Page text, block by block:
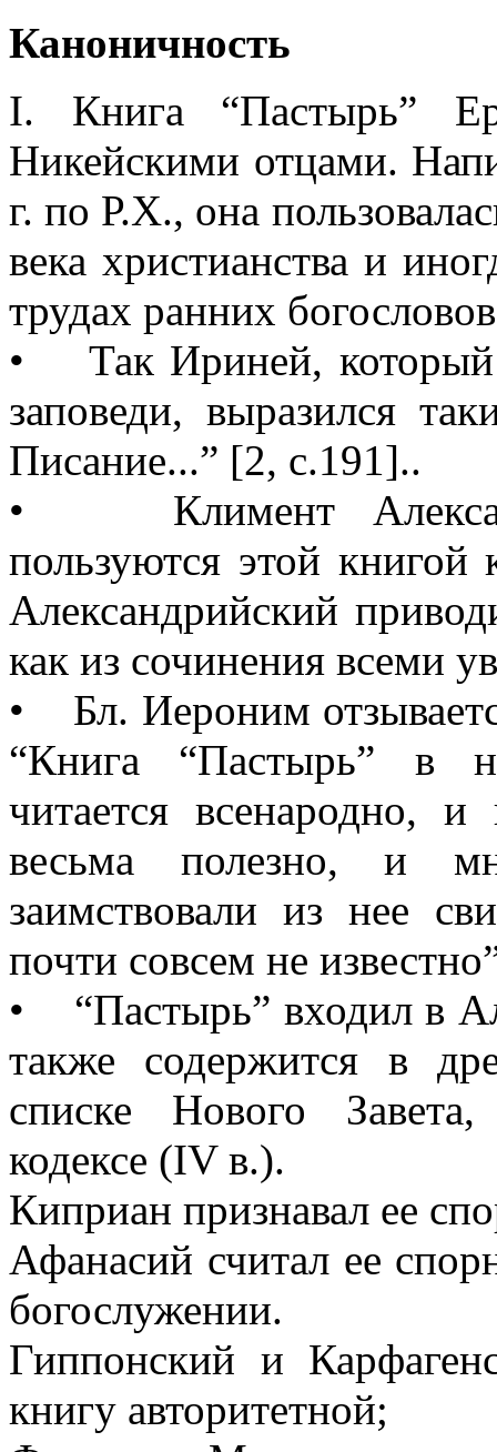
Каноничность
I. Книга “Пастырь”
Никейскими отцами.
г. по Р.Х., она
века христианства и
трудах ранних
• Так Ириней, который
заповеди, выразился
Писание...” [2, с.191]..
• Климент
пользуются этой книгой
Александрийский
как из сочинения всеми
• Бл. Иероним
“Книга “Пастырь” в
читается всенародно,
весьма полезно, и
заимствовали из нее
почти совсем не
• “Пастырь” входил в
также содержится в
списке Нового
кодексе (IV в.).
Киприан признавал ее
Афанасий считал ее
богослужении.
Гиппонский и
книгу авторитетной;